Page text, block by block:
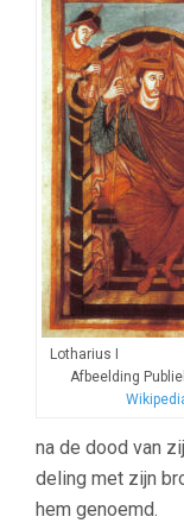
Afbeelding
na de dood van
deling met zijn
hem genoemd.